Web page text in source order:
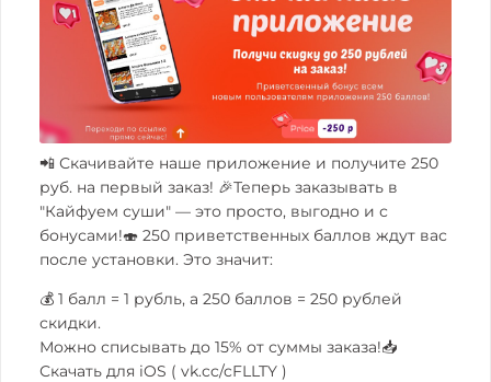
📲 Скачивайте наше приложение и получите 250
руб. на первый заказ! 🎉Теперь заказывать в
"Кайфуем суши" — это просто, выгодно и с
бонусами!🍣 250 приветственных баллов ждут вас
после установки. Это значит:
💰 1 балл = 1 рубль, а 250 баллов = 250 рублей
скидки.
Можно списывать до 15% от суммы заказа!📥
Скачать для iOS ( vk.cc/cFLLTY )